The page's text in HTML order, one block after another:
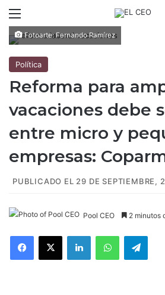
Fotoarte: Fernando Ramírez
Política
Reforma para
vacaciones debe
entre micro y
empresas:
PUBLICADO EL 29 DE SEPTIEMBRE,
Pool CEO 2 minutos